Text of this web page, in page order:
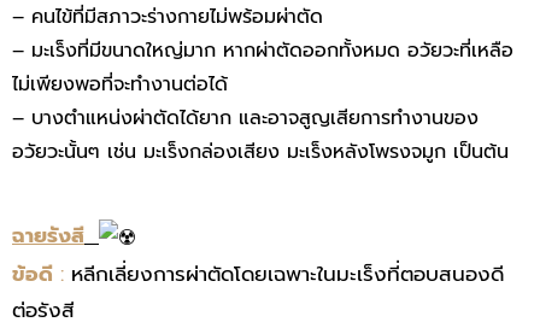
– คนไข้ที่มีสภาวะร่างกายไม่พร้อมผ่าตัด
– มะเร็งที่มีขนาดใหญ่มาก หากผ่าตัดออกทั้งหมด อวัยวะที่เหลือ
ไม่เพียงพอที่จะทำงานต่อได้
– บางตำแหน่งผ่าตัดได้ยาก และอาจสูญเสียการทำงานของ
อวัยวะนั้นๆ เช่น มะเร็งกล่องเสียง มะเร็งหลังโพรงจมูก เป็นต้น
ฉายรังสี
ข้อดี : หลีกเลี่ยงการผ่าตัดโดยเฉพาะในมะเร็งที่ตอบสนองดี
ต่อรังสี